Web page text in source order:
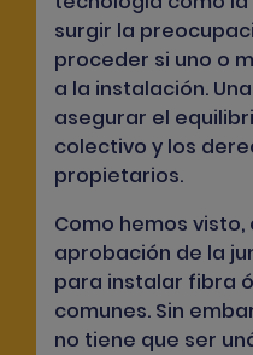
surgir la
proceder si uno o
a la instalación.
asegurar el
colectivo y los
propietarios.
Como hemos
aprobación de la
para instalar fibra
comunes. Sin
no tiene que ser